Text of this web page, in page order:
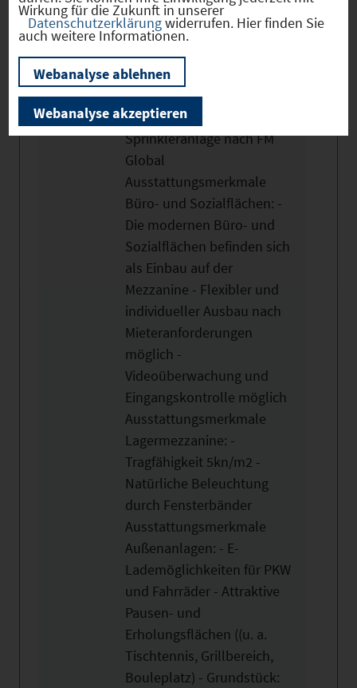
Lagerung
wassergefährdender Stoffe
möglich - 15
Überladebrücken und 2
ebenerdige Tore -
Photovoltaikanlage - EFSR-
Sprinkleranlage nach FM
Global
Ausstattungsmerkmale
Büro- und Sozialflächen: -
Die modernen Büro- und
Sozialflächen befinden sich
als Einbau auf der
Mezzanine - Flexibler und
individueller Ausbau nach
Mieteranforderungen
möglich -
Videoüberwachung und
Eingangskontrolle möglich
Ausstattungsmerkmale
Lagermezzanine: -
Tragfähigkeit 5kn/m2 -
Natürliche Beleuchtung
durch Fensterbänder
Ausstattungsmerkmale
Außenanlagen: - E-
Lademöglichkeiten für PKW
und Fahrräder - Attraktive
Pausen- und
Erholungsflächen ((u. a.
Tischtennis, Grillbereich,
Bouleplatz) - Grundstück:
Wirkung für die Zukunft in unserer
Datenschutzerklärungwiderrufen. Hier finden Sie
auch weitere Informationen.
Webanalyse ablehnen
Webanalyse akzeptieren